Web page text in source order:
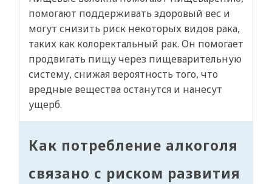
помогают поддерживать здоровый вес и
могут снизить риск некоторых видов рака,
таких как колоректальный рак. Он помогает
продвигать пищу через пищеварительную
систему, снижая вероятность того, что
вредные вещества останутся и нанесут
ущерб.
Как потребление алкоголя
связано с риском развития